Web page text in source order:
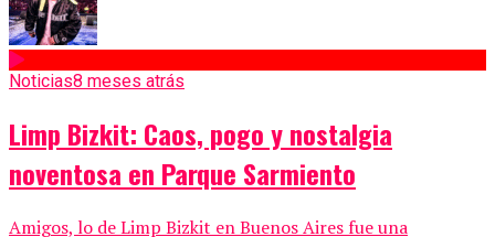
Noticias8 meses atrás
Limp Bizkit: Caos, pogo y nostalgia
noventosa en Parque Sarmiento
Amigos, lo de Limp Bizkit en Buenos Aires fue una